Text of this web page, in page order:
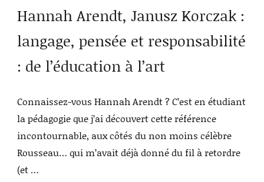
Hannah Arendt, Janusz Korczak :
langage, pensée et responsabilité
: de l’éducation à l’art
Connaissez-vous Hannah Arendt ? C’est en étudiant
la pédagogie que j’ai découvert cette référence
incontournable, aux côtés du non moins célèbre
Rousseau… qui m’avait déjà donné du fil à retordre
(et …